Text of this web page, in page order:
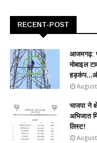
RECENT-POST
आजमगढ़:
मोबाइल
भाजपा ने
अभिजात
लिस्ट!